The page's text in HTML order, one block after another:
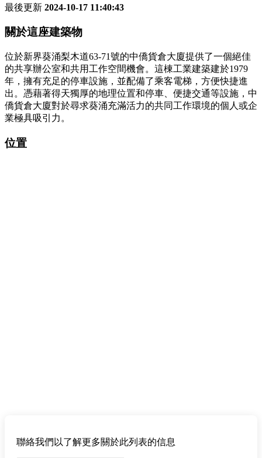
最後更新 2024-10-17 11:40:43
關於這座建築物
位於新界葵涌梨木道63-71號的中僑貨倉大廈提供了一個絕佳
的共享辦公室和共用工作空間機會。這棟工業建築建於1979
年，擁有充足的停車設施，並配備了乘客電梯，方便快捷進
出。憑藉著得天獨厚的地理位置和停車、便捷交通等設施，中
僑貨倉大廈對於尋求葵涌充滿活力的共同工作環境的個人或企
業極具吸引力。
位置
聯絡我們以了解更多關於此列表的信息